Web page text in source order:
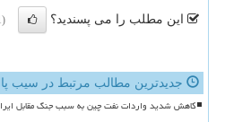
این مطلب را می پسندید؟ (1)
جدیدترین مطالب مرتبط در سیب
کاهش شدید واردات نفت چین به سبب جنگ مقابل